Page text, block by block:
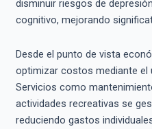
disminuir riesgos de
cognitivo, mejorando
Desde el punto de vista
optimizar costos mediante
Servicios como
actividades recreativas se
reduciendo gastos